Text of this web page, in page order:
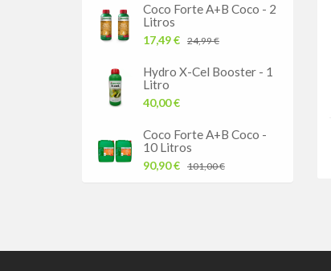
Coco Forte A+B Coco - 2
Litros
17,49 € 24,99 €
Hydro X-Cel Booster - 1
Litro
40,00 €
Coco Forte A+B Coco -
10 Litros
90,90 € 101,00 €